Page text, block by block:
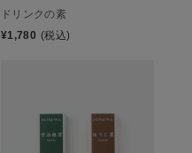
ドリンクの素
¥1,780 (税込)